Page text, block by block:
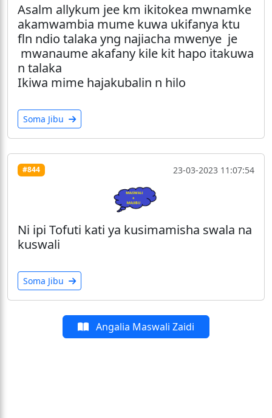
Asalm allykum jee km ikitokea mwnamke
akamwambia mume kuwa ukifanya ktu
fln ndio talaka yng najiacha mwenye je
mwanaume akafany kile kit hapo itakuwa
n talaka
Ikiwa mime hajakubalin n hilo
Soma Jibu
#844 23-03-2023 11:07:54
Ni ipi Tofuti kati ya kusimamisha swala na
kuswali
Soma Jibu
Angalia Maswali Zaidi